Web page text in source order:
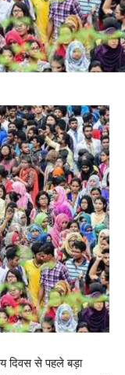
दिवस से पहले बड़ा